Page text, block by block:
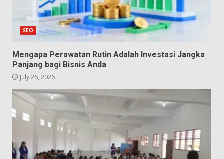
SEO
Mengapa Perawatan Rutin Adalah Investasi Jangka
Panjang bagi Bisnis Anda
July 26, 2026